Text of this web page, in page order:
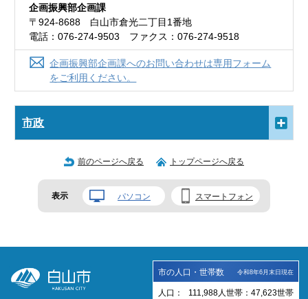
企画振興部企画課
〒924-8688 白山市倉光二丁目1番地
電話：076-274-9503 ファクス：076-274-9518
企画振興部企画課へのお問い合わせは専用フォーム
をご利用ください。
市政
前のページへ戻る トップページへ戻る
表示 パソコン スマートフォン
市の人口・世帯数 令和8年6月末日現在
人口： 111,988 人 世帯： 47,623世帯